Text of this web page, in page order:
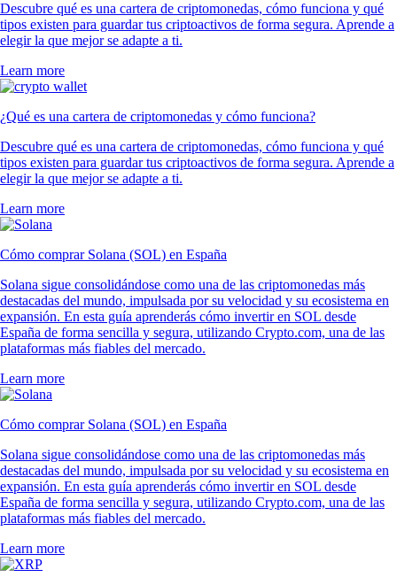
Descubre qué es una cartera de criptomonedas, cómo funciona y qué
tipos existen para guardar tus criptoactivos de forma segura. Aprende a
elegir la que mejor se adapte a ti.
Learn more
¿Qué es una cartera de criptomonedas y cómo funciona?
Descubre qué es una cartera de criptomonedas, cómo funciona y qué
tipos existen para guardar tus criptoactivos de forma segura. Aprende a
elegir la que mejor se adapte a ti.
Learn more
Cómo comprar Solana (SOL) en España
Solana sigue consolidándose como una de las criptomonedas más
destacadas del mundo, impulsada por su velocidad y su ecosistema en
expansión. En esta guía aprenderás cómo invertir en SOL desde
España de forma sencilla y segura, utilizando Crypto.com, una de las
plataformas más fiables del mercado.
Learn more
Cómo comprar Solana (SOL) en España
Solana sigue consolidándose como una de las criptomonedas más
destacadas del mundo, impulsada por su velocidad y su ecosistema en
expansión. En esta guía aprenderás cómo invertir en SOL desde
España de forma sencilla y segura, utilizando Crypto.com, una de las
plataformas más fiables del mercado.
Learn more